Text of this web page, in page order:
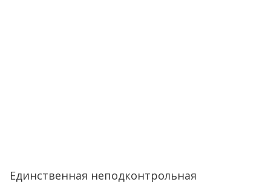
Единственная неподконтрольная